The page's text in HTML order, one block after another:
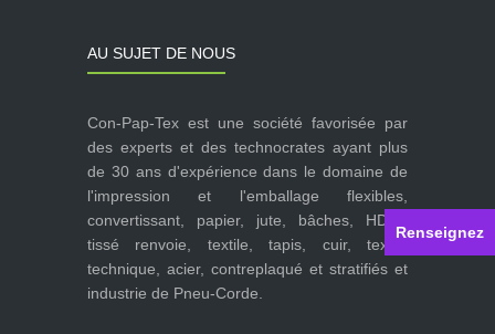
Renseignez
AU SUJET DE NOUS
Con-Pap-Tex est une société favorisée par
des experts et des technocrates ayant plus
de 30 ans d'expérience dans le domaine de
l'impression et l'emballage flexibles,
convertissant, papier, jute, bâches, HDPE
tissé renvoie, textile, tapis, cuir, textile
technique, acier, contreplaqué et stratifiés et
industrie de Pneu-Corde.